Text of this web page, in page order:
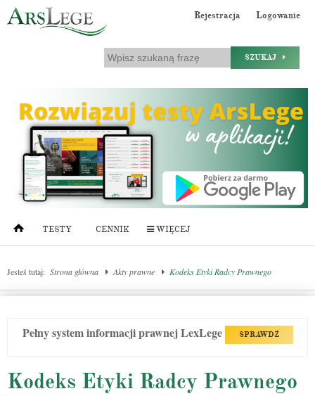
Rejestracja Logowanie
SZUKAJ
TESTY CENNIK WIĘCEJ
Jesteś tutaj: Strona główna Akty prawne Kodeks Etyki Radcy Prawnego
Pełny system informacji prawnej LexLege SPRAWDŹ
Kodeks Etyki Radcy Prawnego